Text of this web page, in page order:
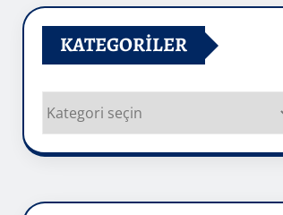
KATEGORILER
Kategoriler